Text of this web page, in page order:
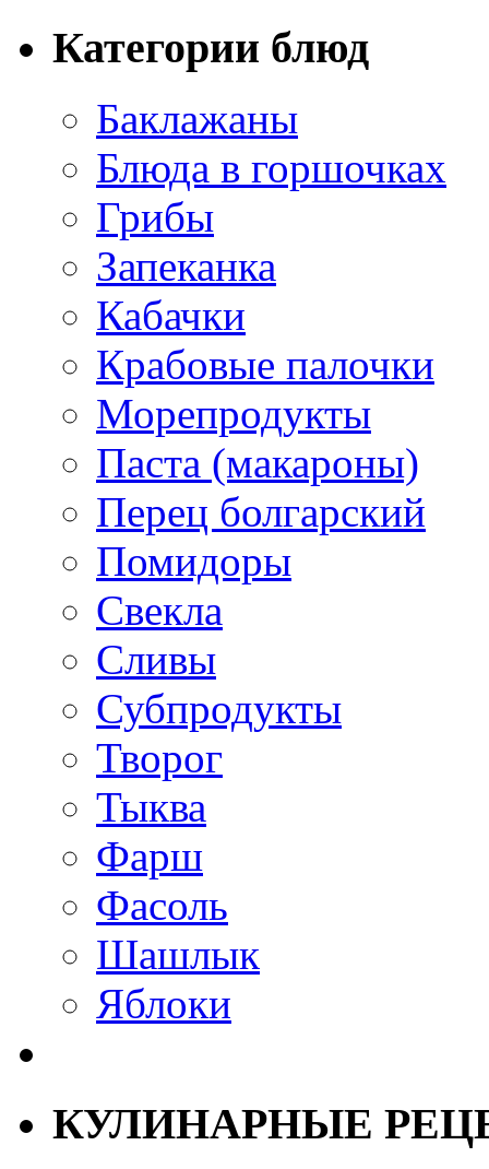
Категории блюд
Баклажаны
Блюда в горшочках
Грибы
Запеканка
Кабачки
Крабовые палочки
Морепродукты
Паста (макароны)
Перец болгарский
Помидоры
Свекла
Сливы
Субпродукты
Творог
Тыква
Фарш
Фасоль
Шашлык
Яблоки
КУЛИНАРНЫЕ